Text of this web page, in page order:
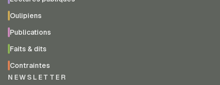
Oulipiens
Publications
Faits & dits
Contraintes
NEWSLETTER